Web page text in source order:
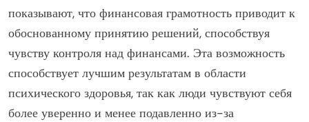
показывают, что финансовая грамотность приводит к
обоснованному принятию решений, способствуя
чувству контроля над финансами. Эта возможность
способствует лучшим результатам в области
психического здоровья, так как люди чувствуют себя
более уверенно и менее подавленно из-за